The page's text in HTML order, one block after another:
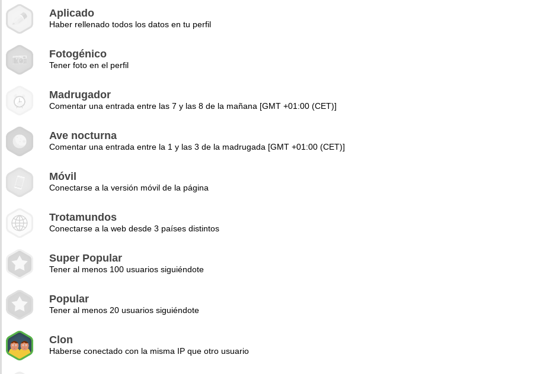
Aplicado
Haber rellenado todos los datos en tu perfil
Fotogénico
Tener foto en el perfil
Madrugador
Comentar una entrada entre las 7 y las 8 de la mañana [GMT +01:00 (CET)]
Ave nocturna
Comentar una entrada entre la 1 y las 3 de la madrugada [GMT +01:00 (CET)]
Móvil
Conectarse a la versión móvil de la página
Trotamundos
Conectarse a la web desde 3 países distintos
Super Popular
Tener al menos 100 usuarios siguiéndote
Popular
Tener al menos 20 usuarios siguiéndote
Clon
Haberse conectado con la misma IP que otro usuario